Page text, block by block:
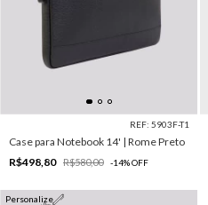
REF: 5903F-T1
Case para Notebook 14' | Rome Preto
R$498,80
R$580,00 -14%OFF
Personalize